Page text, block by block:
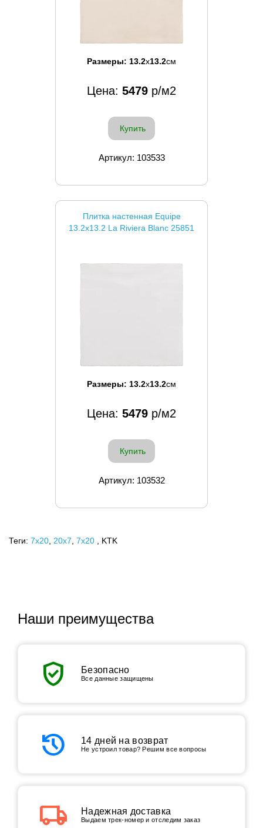
Размеры: 13.2x13.2см
Цена: 5479 р/м2
Купить
Артикул: 103533
Плитка настенная Equipe
13.2x13.2 La Riviera Blanc 25851
Размеры: 13.2x13.2см
Цена: 5479 р/м2
Купить
Артикул: 103532
Теги: 7x20, 20х7, 7х20 , KTK
Наши преимущества
verified_user Безопасно
Все данные защищены
history 14 дней на возврат
Не устроил товар? Решим все вопросы
local_shipping Надежная доставка
Выдаем трек-номер и отследим заказ